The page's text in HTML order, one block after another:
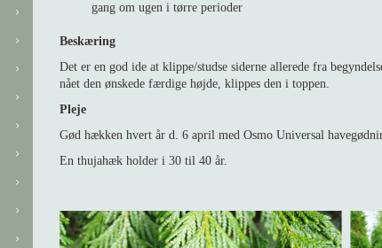
gang om ugen i tørre perioder
Beskæring
Det er en god ide at klippe/studse siderne allerede fra
nået den ønskede færdige højde, klippes den i toppen.
Pleje
Gød hækken hvert år d. 6 april med Osmo Universal
En thujahæk holder i 30 til 40 år.